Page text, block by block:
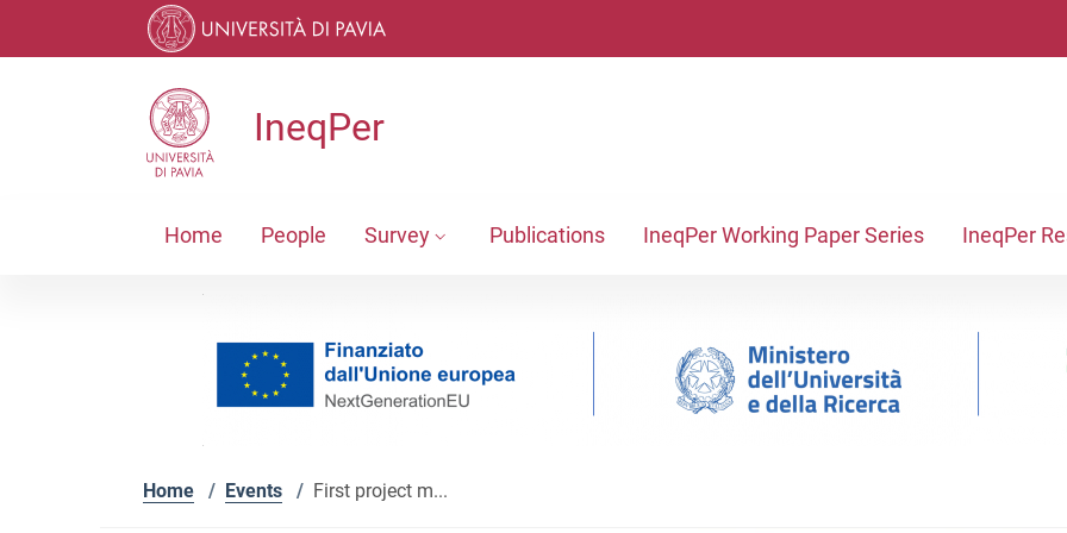
Skip to main navigation
IneqPer
Home People Survey Publications IneqPer Working Paper Series IneqPer
Home / Events / First project m...